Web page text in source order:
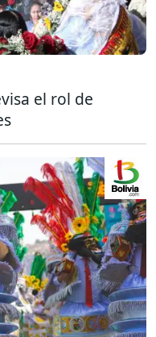
el rol de